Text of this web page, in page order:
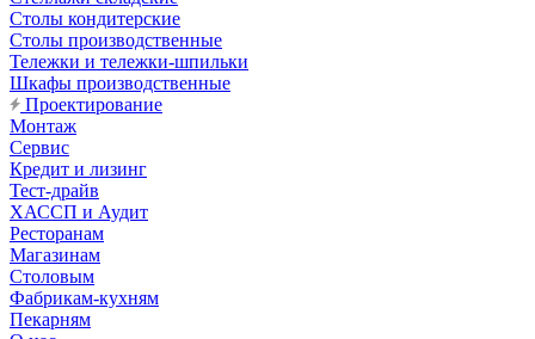
Столы кондитерские
Столы производственные
Тележки и тележки-шпильки
Шкафы производственные
Проектирование
Монтаж
Сервис
Кредит и лизинг
Тест-драйв
ХАССП и Аудит
Ресторанам
Магазинам
Столовым
Фабрикам-кухням
Пекарням